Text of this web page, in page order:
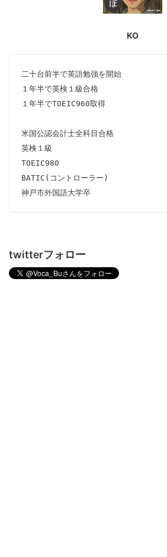
KO
二十台前半で英語勉強を開始
１年半で英検１級合格
１年半でTOEIC960取得
米国公認会計士全科目合格
英検１級
TOEIC980
BATIC(コントローラー)
神戸市外国語大学卒
twitterフォロー